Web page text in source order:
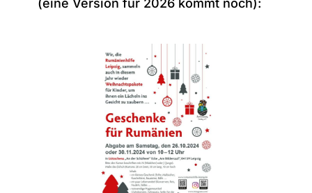
(eine Version für 2026 kommt noch):